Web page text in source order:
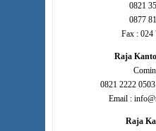
0821
0877
Fax : 024
Raja
0821 2222
Email :
Raja